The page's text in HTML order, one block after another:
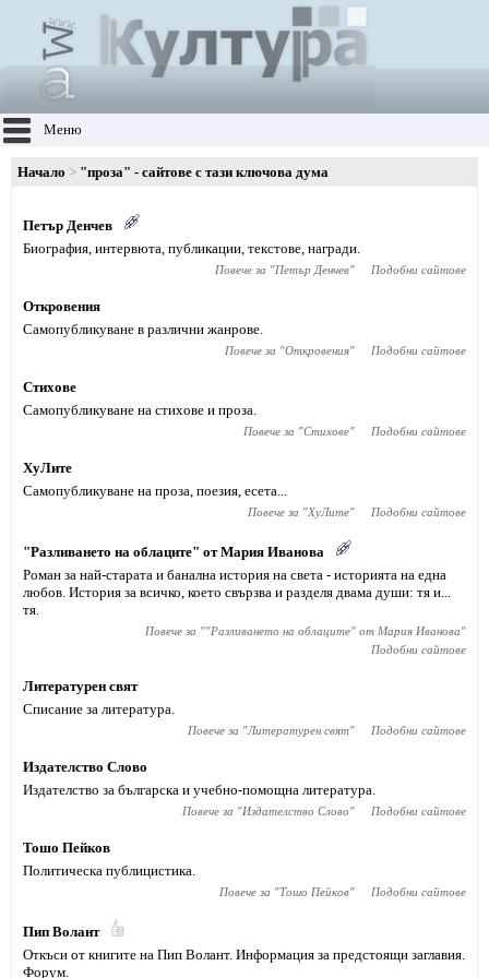
Меню
Начало "проза" - сайтове с тази ключова дума
Петър Денчев
Биография, интервюта, публикации, текстове, награди.
Повече за "Петър Денчев" Подобни сайтове
Откровения
Самопубликуване в различни жанрове.
Повече за "Откровения" Подобни сайтове
Стихове
Самопубликуване на стихове и проза.
Повече за "Стихове" Подобни сайтове
ХуЛите
Самопубликуване на проза, поезия, есета...
Повече за "ХуЛите" Подобни сайтове
"Разливането на облаците" от Мария Иванова
Роман за най-старата и банална история на света - историята на една
любов. История за всичко, което свързва и разделя двама души: тя и...
тя.
Повече за ""Разливането на облаците" от Мария Иванова"
Подобни сайтове
Литературен свят
Списание за литература.
Повече за "Литературен свят" Подобни сайтове
Издателство Слово
Издателство за българска и учебно-помощна литература.
Повече за "Издателство Слово" Подобни сайтове
Тошо Пейков
Политическа публицистика.
Повече за "Тошо Пейков" Подобни сайтове
Пип Волант
Откъси от книгите на Пип Волант. Информация за предстоящи заглавия.
Форум.